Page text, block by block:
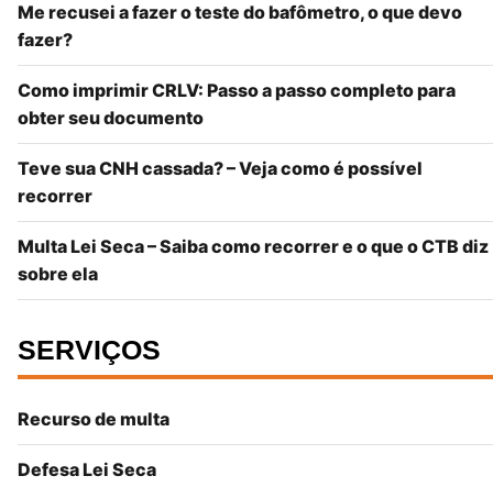
Me recusei a fazer o teste do bafômetro, o que devo
fazer?
Como imprimir CRLV: Passo a passo completo para
obter seu documento
Teve sua CNH cassada? – Veja como é possível
recorrer
Multa Lei Seca – Saiba como recorrer e o que o CTB diz
sobre ela
SERVIÇOS
Recurso de multa
Defesa Lei Seca